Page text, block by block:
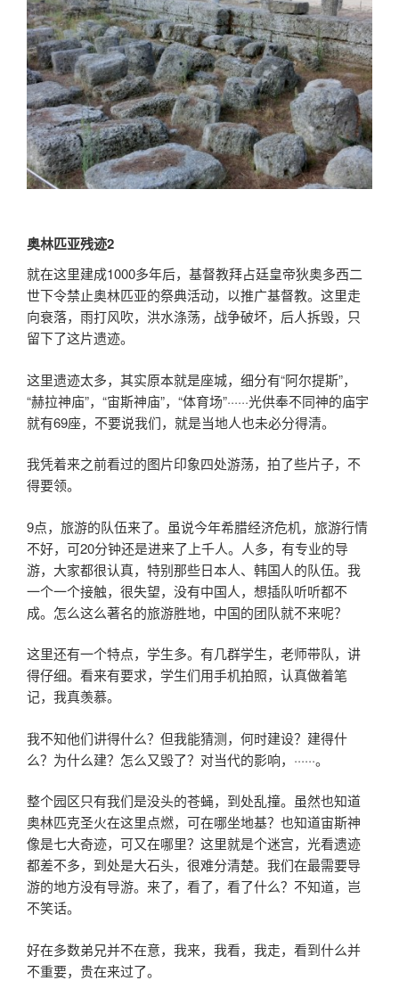
奥林匹亚残迹2
就在这里建成1000多年后，基督教拜占廷皇帝狄奥多西二
世下令禁止奥林匹亚的祭典活动，以推广基督教。这里走
向衰落，雨打风吹，洪水涤荡，战争破坏，后人拆毁，只
留下了这片遗迹。
这里遗迹太多，其实原本就是座城，细分有“阿尔提斯”，
“赫拉神庙”，“宙斯神庙”，“体育场”······光供奉不同神的庙宇
就有69座，不要说我们，就是当地人也未必分得清。
我凭着来之前看过的图片印象四处游荡，拍了些片子，不
得要领。
9点，旅游的队伍来了。虽说今年希腊经济危机，旅游行情
不好，可20分钟还是进来了上千人。人多，有专业的导
游，大家都很认真，特别那些日本人、韩国人的队伍。我
一个一个接触，很失望，没有中国人，想插队听听都不
成。怎么这么著名的旅游胜地，中国的团队就不来呢？
这里还有一个特点，学生多。有几群学生，老师带队，讲
得仔细。看来有要求，学生们用手机拍照，认真做着笔
记，我真羡慕。
我不知他们讲得什么？但我能猜测，何时建设？建得什
么？为什么建？怎么又毁了？对当代的影响，······。
整个园区只有我们是没头的苍蝇，到处乱撞。虽然也知道
奥林匹克圣火在这里点燃，可在哪坐地基？也知道宙斯神
像是七大奇迹，可又在哪里？这里就是个迷宫，光看遗迹
都差不多，到处是大石头，很难分清楚。我们在最需要导
游的地方没有导游。来了，看了，看了什么？不知道，岂
不笑话。
好在多数弟兄并不在意，我来，我看，我走，看到什么并
不重要，贵在来过了。